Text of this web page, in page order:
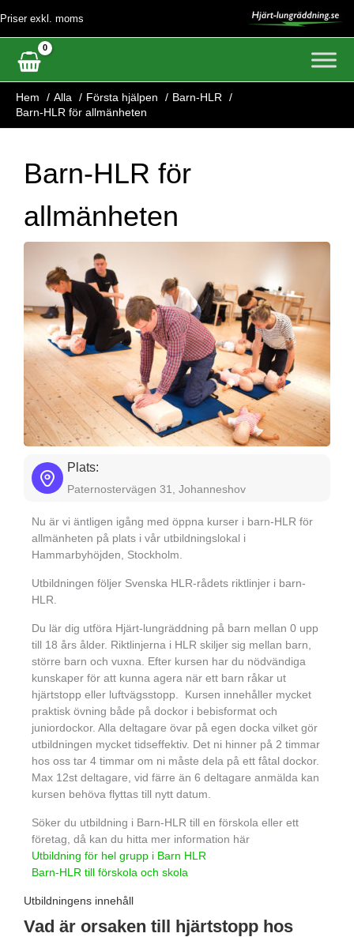
innehåll
Priser exkl. moms
Hem Alla Första hjälpen
Barn-HLR
Barn-HLR för allmänheten
Barn-HLR för
allmänheten
Plats:
Paternostervägen 31, Johanneshov
Nu är vi äntligen igång med öppna kurser i barn-HLR för
allmänheten på plats i vår utbildningslokal i
Hammarbyhöjden, Stockholm.
Utbildningen följer Svenska HLR-rådets riktlinjer i barn-
HLR.
Du lär dig utföra Hjärt-lungräddning på barn mellan 0 upp
till 18 års ålder. Riktlinjerna i HLR skiljer sig mellan barn,
större barn och vuxna. Efter kursen har du nödvändiga
kunskaper för att kunna agera när ett barn råkar ut
hjärtstopp eller luftvägsstopp. Kursen innehåller mycket
praktisk övning både på dockor i bebisformat och
juniordockor. Alla deltagare övar på egen docka vilket gör
utbildningen mycket tidseffektiv. Det ni hinner på 2 timmar
hos oss tar 4 timmar om ni måste dela på ett fåtal dockor.
Max 12st deltagare, vid färre än 6 deltagare anmälda kan
kursen behöva flyttas till nytt datum.
Söker du utbildning i Barn-HLR till en förskola eller ett
företag, då kan du hitta mer information här
Utbildning för hel grupp i Barn HLR
Barn-HLR till förskola och skola
Utbildningens innehåll
Vad är orsaken till hjärtstopp hos